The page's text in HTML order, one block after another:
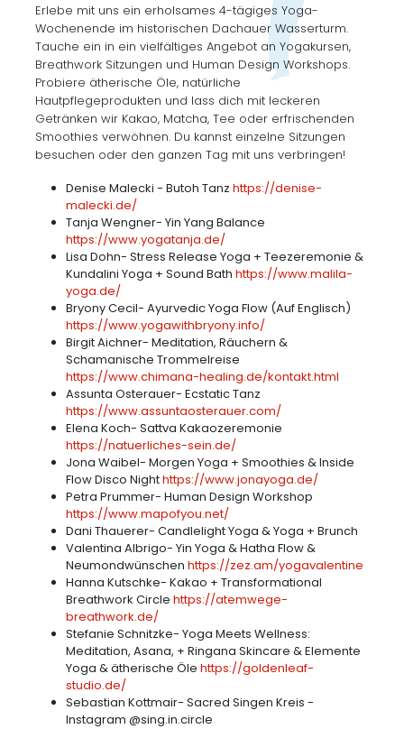
Erlebe mit uns ein erholsames 4-tägiges Yoga-
Wochenende im historischen Dachauer Wasserturm.
Tauche ein in ein vielfältiges Angebot an Yogakursen,
Breathwork Sitzungen und Human Design Workshops.
Probiere ätherische Öle, natürliche
Hautpflegeprodukten und lass dich mit leckeren
Getränken wir Kakao, Matcha, Tee oder erfrischenden
Smoothies verwöhnen. Du kannst einzelne Sitzungen
besuchen oder den ganzen Tag mit uns verbringen!
Denise Malecki - Butoh Tanzhttps://denise-
malecki.de/
Tanja Wengner- Yin Yang Balance
https://www.yogatanja.de/
Lisa Dohn- Stress Release Yoga + Teezeremonie &
Kundalini Yoga + Sound Bathhttps://www.malila-
yoga.de/
Bryony Cecil- Ayurvedic Yoga Flow (Auf Englisch)
https://www.yogawithbryony.info/
Birgit Aichner- Meditation, Räuchern &
Schamanische Trommelreise
https://www.chimana-healing.de/kontakt.html
Assunta Osterauer- Ecstatic Tanz
https://www.assuntaosterauer.com/
Elena Koch- Sattva Kakaozeremonie
https://natuerliches-sein.de/
Jona Waibel- Morgen Yoga + Smoothies & Inside
Flow Disco Nighthttps://www.jonayoga.de/
Petra Prummer- Human Design Workshop
https://www.mapofyou.net/
Dani Thauerer- Candlelight Yoga & Yoga + Brunch
Valentina Albrigo- Yin Yoga & Hatha Flow &
Neumondwünschenhttps://zez.am/yogavalentine
Hanna Kutschke- Kakao + Transformational
Breathwork Circlehttps://atemwege-
breathwork.de/
Stefanie Schnitzke- Yoga Meets Wellness:
Meditation, Asana, + Ringana Skincare & Elemente
Yoga & ätherische Ölehttps://goldenleaf-
studio.de/
Sebastian Kottmair- Sacred Singen Kreis -
Instagram @sing.in.circle